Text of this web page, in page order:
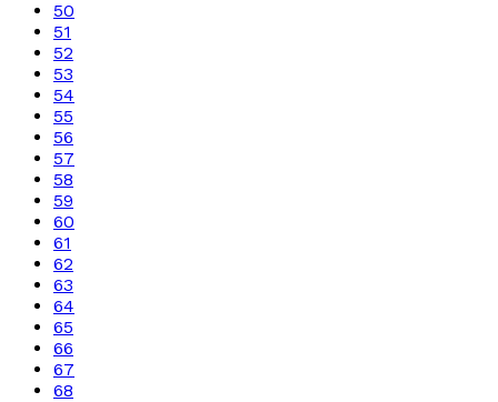
50
51
52
53
54
55
56
57
58
59
60
61
62
63
64
65
66
67
68